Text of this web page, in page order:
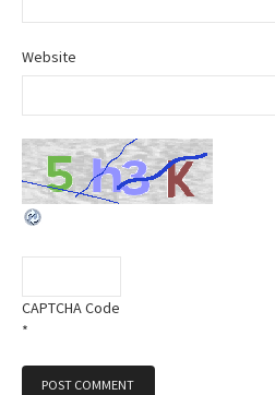
Website
CAPTCHA Code
*